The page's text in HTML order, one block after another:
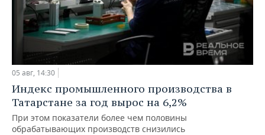
05 авг, 14:30
Индекс промышленного производства в
Татарстане за год вырос на 6,2%
При этом показатели более чем половины
обрабатывающих производств снизились